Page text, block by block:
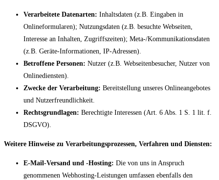
Verarbeitete Datenarten: Inhaltsdaten (z.B. Eingaben in
Onlineformularen); Nutzungsdaten (z.B. besuchte Webseiten,
Interesse an Inhalten, Zugriffszeiten); Meta-/Kommunikationsdaten
(z.B. Geräte-Informationen, IP-Adressen).
Betroffene Personen: Nutzer (z.B. Webseitenbesucher, Nutzer von
Onlinediensten).
Zwecke der Verarbeitung: Bereitstellung unseres Onlineangebotes
und Nutzerfreundlichkeit.
Rechtsgrundlagen: Berechtigte Interessen (Art. 6 Abs. 1 S. 1 lit. f.
DSGVO).
Weitere Hinweise zu Verarbeitungsprozessen, Verfahren und Diensten:
E-Mail-Versand und -Hosting: Die von uns in Anspruch
genommenen Webhosting-Leistungen umfassen ebenfalls den